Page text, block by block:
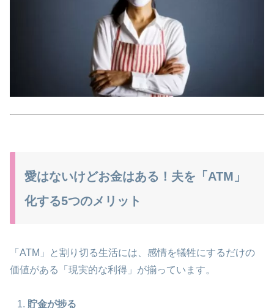
愛はないけどお金はある！夫を「ATM」
化する5つのメリット
「ATM」と割り切る生活には、感情を犠牲にするだけの
価値がある「現実的な利得」が揃っています。
貯金が捗る